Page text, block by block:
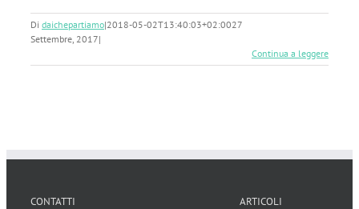
Di daichepartiamo|2018-05-02T13:40:03+02:0027
Settembre, 2017|
Continua a leggere
CONTATTI
ARTICOLI